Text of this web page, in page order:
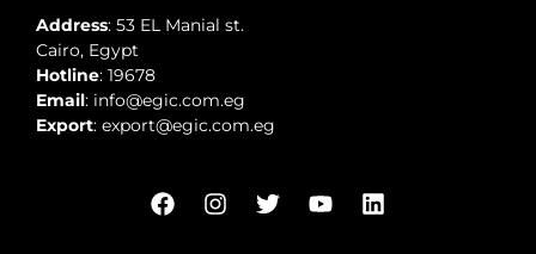
Address: 53 EL Manial st.
Cairo, Egypt
Hotline: 19678
Email: info@egic.com.eg
Export: export@egic.com.eg